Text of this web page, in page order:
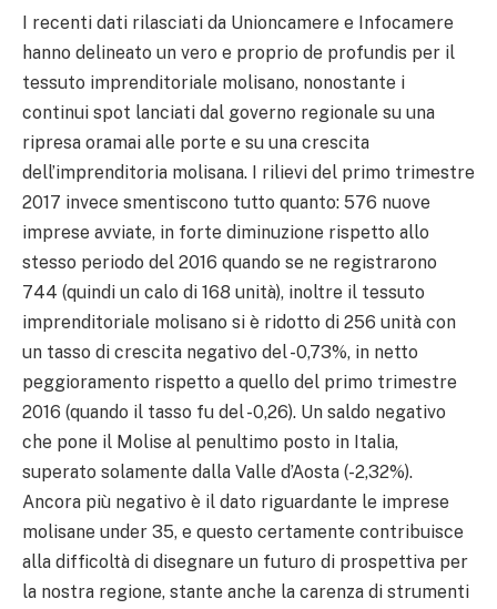
I recenti dati rilasciati da Unioncamere e Infocamere
hanno delineato un vero e proprio de profundis per il
tessuto imprenditoriale molisano, nonostante i
continui spot lanciati dal governo regionale su una
ripresa oramai alle porte e su una crescita
dell’imprenditoria molisana. I rilievi del primo trimestre
2017 invece smentiscono tutto quanto: 576 nuove
imprese avviate, in forte diminuzione rispetto allo
stesso periodo del 2016 quando se ne registrarono
744 (quindi un calo di 168 unità), inoltre il tessuto
imprenditoriale molisano si è ridotto di 256 unità con
un tasso di crescita negativo del -0,73%, in netto
peggioramento rispetto a quello del primo trimestre
2016 (quando il tasso fu del -0,26). Un saldo negativo
che pone il Molise al penultimo posto in Italia,
superato solamente dalla Valle d’Aosta (-2,32%).
Ancora più negativo è il dato riguardante le imprese
molisane under 35, e questo certamente contribuisce
alla difficoltà di disegnare un futuro di prospettiva per
la nostra regione, stante anche la carenza di strumenti